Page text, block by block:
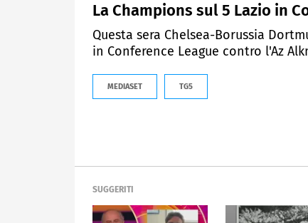
La Champions sul 5 Lazio in
Questa sera Chelsea-Borussia
in Conference League contro l'Az
MEDIASET TG5
SUGGERITI